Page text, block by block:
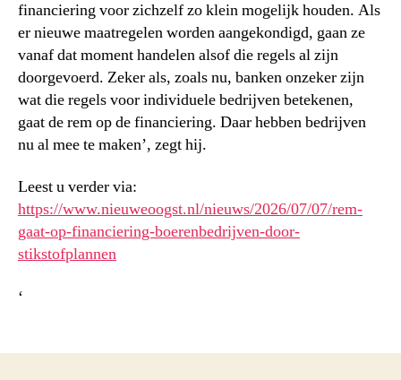
financiering voor zichzelf zo klein mogelijk houden. Als
er nieuwe maatregelen worden aangekondigd, gaan ze
vanaf dat moment handelen alsof die regels al zijn
doorgevoerd. Zeker als, zoals nu, banken onzeker zijn
wat die regels voor individuele bedrijven betekenen,
gaat de rem op de financiering. Daar hebben bedrijven
nu al mee te maken’, zegt hij.
Leest u verder via:
https://www.nieuweoogst.nl/nieuws/2026/07/07/rem-
gaat-op-financiering-boerenbedrijven-door-
stikstofplannen
‘